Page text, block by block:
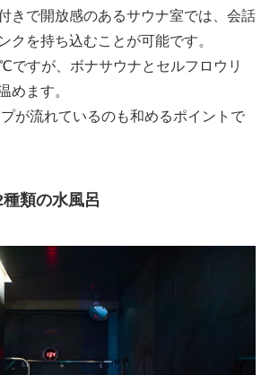
きで開放感のあるサウナ室では、会話
クを持ち込むことが可能です。
ですが、ボナサウナとセルフロウリ
めます。
が流れているのも和めるポイントで
類の水風呂